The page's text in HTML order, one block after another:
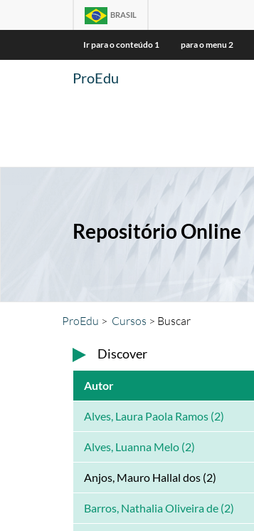
BRASIL
Ir para o conteúdo 1 para o menu 2
ProEdu
Repositório Online
ProEdu Cursos Buscar
Discover
Autor
Alves, Laura Paola Ramos (2)
Alves, Luanna Melo (2)
Anjos, Mauro Hallal dos (2)
Barros, Nathalia Oliveira de (2)